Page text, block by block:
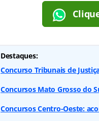
Destaques:
Concurso Tribunais de
Concursos Mato Grosso do
Concursos Centro-Oeste: